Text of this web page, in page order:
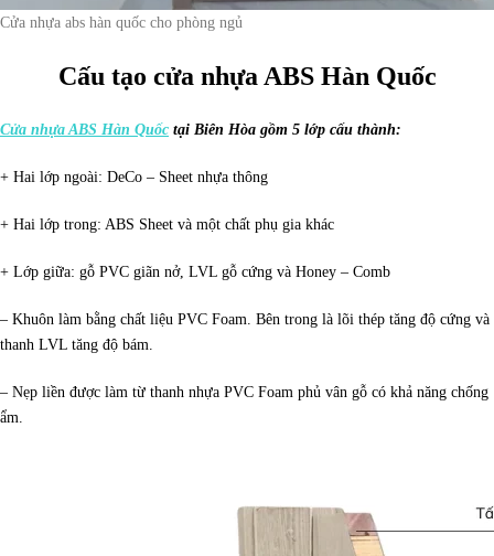
Cửa nhựa abs hàn quốc cho phòng ngủ
Cấu tạo cửa nhựa ABS Hàn Quốc
Cửa nhựa ABS Hàn Quốc tại Biên Hòa gồm 5 lớp cấu thành:
+ Hai lớp ngoài: DeCo – Sheet nhựa thông
+ Hai lớp trong: ABS Sheet và một chất phụ gia khác
+ Lớp giữa: gỗ PVC giãn nở, LVL gỗ cứng và Honey – Comb
– Khuôn làm bằng chất liệu PVC Foam. Bên trong là lõi thép tăng độ cứng và
thanh LVL tăng độ bám.
– Nẹp liền được làm từ thanh nhựa PVC Foam phủ vân gỗ có khả năng chống
ẩm.